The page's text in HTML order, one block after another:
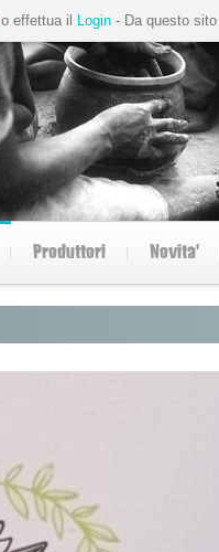
o effettua il Login - Da questo
Produttori Novita'